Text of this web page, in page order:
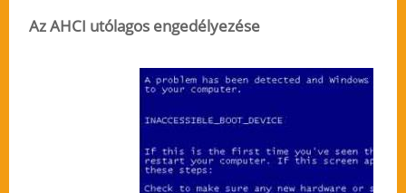
Az AHCI utólagos engedélyezése